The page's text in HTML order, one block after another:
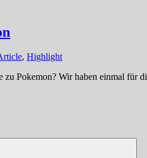
, Highlight
Pokemon? Wir haben einmal für